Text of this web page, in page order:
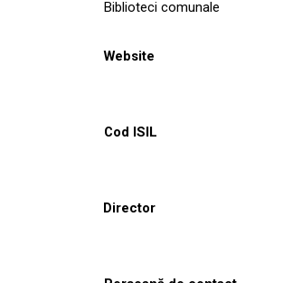
Biblioteci comunale
Website
Cod ISIL
Director